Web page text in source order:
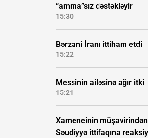
“amma”sız dəstəkləyir
15:30
Bərzani İranı ittiham etdi
15:22
Messinin ailəsinə ağır itki
15:21
Xameneinin
Səudiyyə ittifaqına